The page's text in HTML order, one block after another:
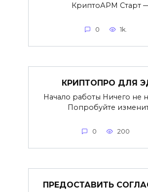
КриптоАРМ Старт
0 1k.
КРИПТОПРО ДЛЯ
Начало работы Ничего не
Попробуйте
0 200
ПРЕДОСТАВИТЬ